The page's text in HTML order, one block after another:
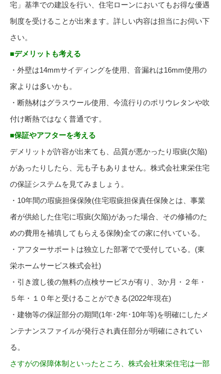
宅」基準での建設を行い、住宅ローンにおいてもお得な優遇
制度を受けることが出来ます。詳しい内容は担当にお伺い下
さい。
■デメリットも考える
・外壁は14mmサイディングを使用、音漏れは16mm使用の
家よりは多いかも。
・断熱材はグラスウール使用、今流行りのポリウレタンや吹
付け断熱ではなく普通です。
■保証やアフターを考える
デメリットが許容が出来ても、品質が悪かったり瑕疵(欠陥)
があったりしたら、元も子もありません。株式会社東栄住宅
の保証システムを見てみましょう。
・10年間の瑕疵担保保険(住宅瑕疵担保責任保険とは、事業
者が供給した住宅に瑕疵(欠陥)があった場合、その修補のた
めの費用を補填してもらえる保険)全ての家に付いている。
・アフターサポートは独立した部署でで受付している。(東
栄ホームサービス株式会社)
・引き渡し後の無料の点検サービスが有り、3か月・２年・
５年・１０年と受けることができる(2022年現在)
・建物等の保証部分の期間(1年･2年･10年等)を明確にしたメ
ンテナンスファイルが発行され責任部分が明確にされてい
る。
さすがの保障体制といったところ、株式会社東栄住宅は一部